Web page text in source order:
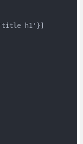
h1'}]